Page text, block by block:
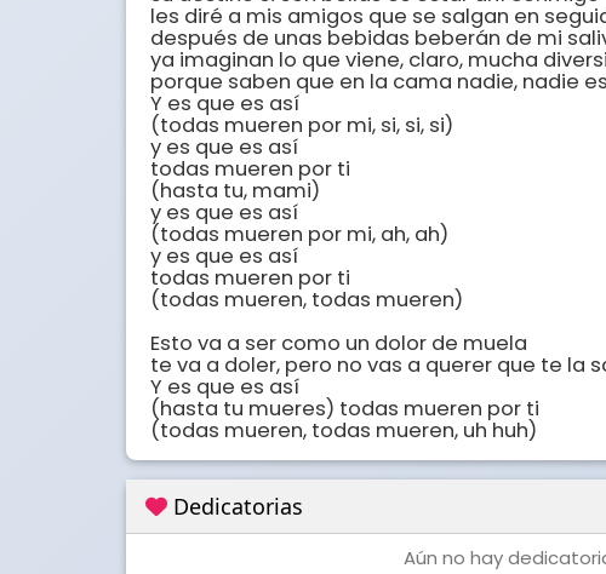
les diré a mis amigos que se salgan en
después de unas bebidas beberán de mi
ya imaginan lo que viene, claro, mucha
porque saben que en la cama nadie, nadie
Y es que es así
(todas mueren por mi, si, si, si)
y es que es así
todas mueren por ti
(hasta tu, mami)
y es que es así
(todas mueren por mi, ah, ah)
y es que es así
todas mueren por ti
(todas mueren, todas mueren)
Esto va a ser como un dolor de muela
te va a doler, pero no vas a querer que te la
Y es que es así
(hasta tu mueres) todas mueren por ti
(todas mueren, todas mueren, uh huh)
Dedicatorias
Aún no hay